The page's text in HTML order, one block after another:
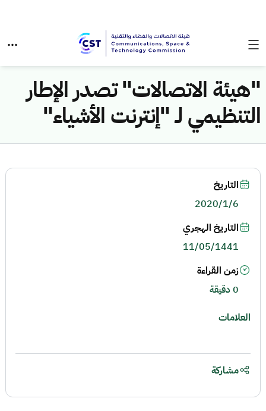
"هيئة الاتصالات" تصدر الإطار
التنظيمي لـ "إنترنت الأشياء"
التاريخ
2020/1/6
التاريخ الهجري
11/05/1441
زمن القراءة
0 دقيقة
العلامات
مشاركة